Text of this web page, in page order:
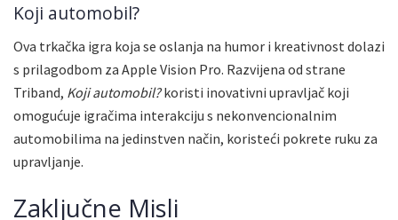
Koji automobil?
Ova trkačka igra koja se oslanja na humor i kreativnost dolazi
s prilagodbom za Apple Vision Pro. Razvijena od strane
Triband, Koji automobil?koristi inovativni upravljač koji
omogućuje igračima interakciju s nekonvencionalnim
automobilima na jedinstven način, koristeći pokrete ruku za
upravljanje.
Zaključne Misli